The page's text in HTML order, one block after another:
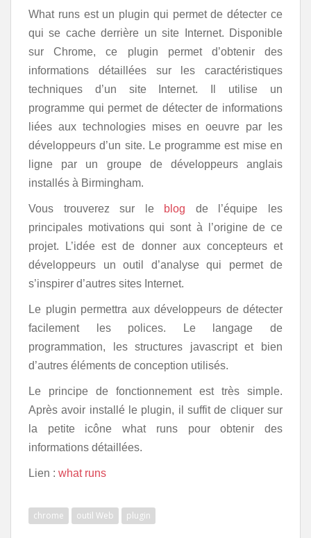
What runs est un plugin qui permet de détecter ce
qui se cache derrière un site Internet. Disponible
sur Chrome, ce plugin permet d’obtenir des
informations détaillées sur les caractéristiques
techniques d’un site Internet. Il utilise un
programme qui permet de détecter de informations
liées aux technologies mises en oeuvre par les
développeurs d’un site. Le programme est mise en
ligne par un groupe de développeurs anglais
installés à Birmingham.
Vous trouverez sur le blog de l’équipe les
principales motivations qui sont à l’origine de ce
projet. L’idée est de donner aux concepteurs et
développeurs un outil d’analyse qui permet de
s’inspirer d’autres sites Internet.
Le plugin permettra aux développeurs de détecter
facilement les polices. Le langage de
programmation, les structures javascript et bien
d’autres éléments de conception utilisés.
Le principe de fonctionnement est très simple.
Après avoir installé le plugin, il suffit de cliquer sur
la petite icône what runs pour obtenir des
informations détaillées.
Lien : what runs
chrome outil Web plugin